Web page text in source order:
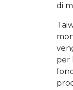
di
per